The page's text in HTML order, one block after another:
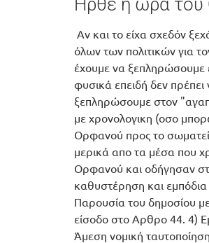
Ηρθε η ώρα
Αν και το είχα σχεδόν
όλων των πολιτικών για
έχουμε να ξεπληρώσουμε
φυσικά επειδή δεν
ξεπληρώσουμε στον
με χρονολογικη (οσο
Ορφανού προς το
μερικά απο τα μέσα που
Ορφανού και οδήγησαν
καθυστέρηση και
Παρουσία του δημοσίου
είσοδο στο Αρθρο 44. 4)
Άμεση νομική